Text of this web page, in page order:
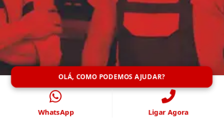
OLÁ, COMO PODEMOS AJUDAR?
WhatsApp Ligar Agora